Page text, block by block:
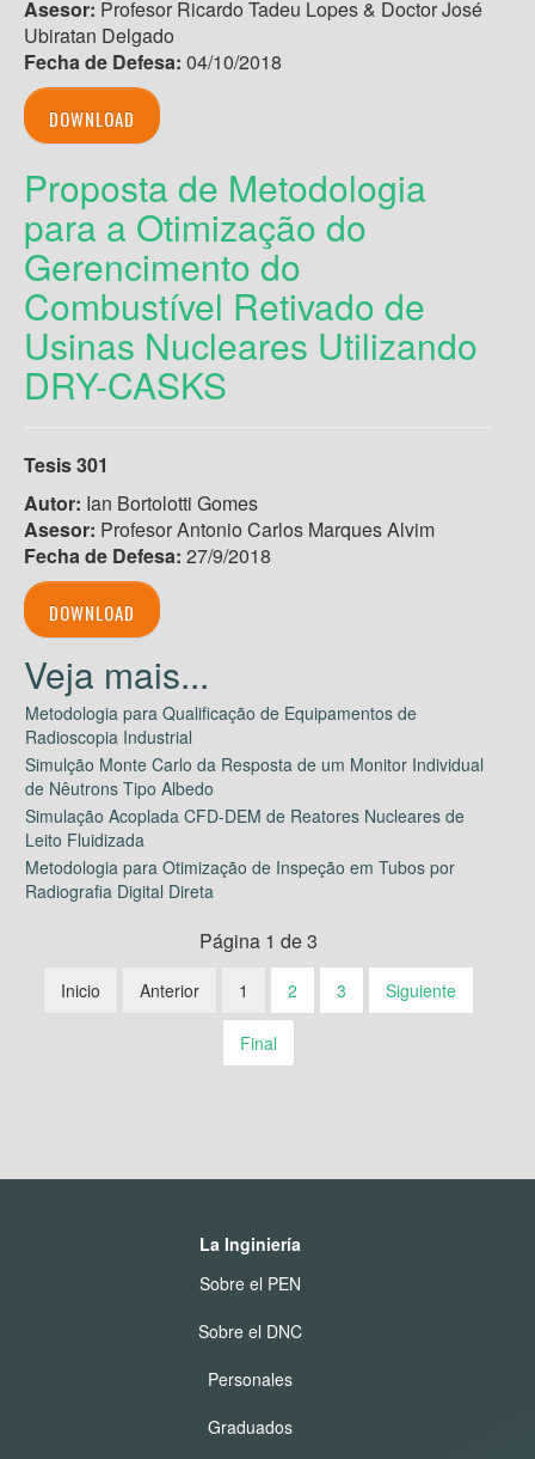
Asesor: Profesor Ricardo Tadeu Lopes & Doctor José
Ubiratan Delgado
Fecha de Defesa: 04/10/2018
DOWNLOAD
Proposta de Metodologia
para a Otimização do
Gerencimento do
Combustível Retivado de
Usinas Nucleares Utilizando
DRY-CASKS
Tesis 301
Autor: Ian Bortolotti Gomes
Asesor: Profesor Antonio Carlos Marques Alvim
Fecha de Defesa: 27/9/2018
DOWNLOAD
Metodologia para Qualificação de Equipamentos de
Radioscopia Industrial
Simulção Monte Carlo da Resposta de um Monitor Individual
de Nêutrons Tipo Albedo
Simulação Acoplada CFD-DEM de Reatores Nucleares de
Leito Fluidizada
Metodologia para Otimização de Inspeção em Tubos por
Radiografia Digital Direta
Página 1 de 3
Inicio Anterior 1 2 3 Siguiente
Final
La Inginiería
Sobre el PEN
Sobre el DNC
Personales
Graduados